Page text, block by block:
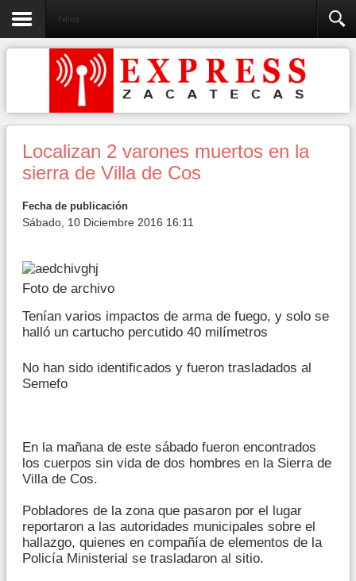
Policia
Localizan 2 varones muertos en la
sierra de Villa de Cos
Fecha de publicación
Sábado, 10 Diciembre 2016 16:11
Foto de archivo
Tenían varios impactos de arma de fuego, y solo se
halló un cartucho percutido 40 milímetros
No han sido identificados y fueron trasladados al
Semefo
En la mañana de este sábado fueron encontrados
los cuerpos sin vida de dos hombres en la Sierra de
Villa de Cos.
Pobladores de la zona que pasaron por el lugar
reportaron a las autoridades municipales sobre el
hallazgo, quienes en compañía de elementos de la
Policía Ministerial se trasladaron al sitio.